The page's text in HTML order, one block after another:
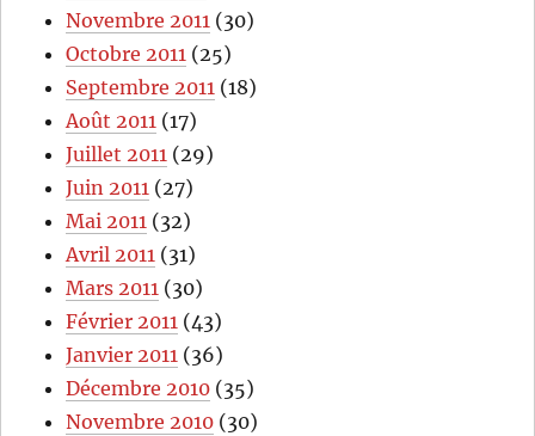
Novembre 2011 (30)
Octobre 2011 (25)
Septembre 2011 (18)
Août 2011 (17)
Juillet 2011 (29)
Juin 2011 (27)
Mai 2011 (32)
Avril 2011 (31)
Mars 2011 (30)
Février 2011 (43)
Janvier 2011 (36)
Décembre 2010 (35)
Novembre 2010 (30)